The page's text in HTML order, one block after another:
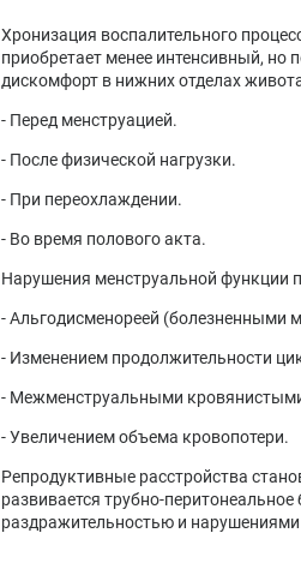
Хронизация воспалительного
приобретает менее интенсивный,
дискомфорт в нижних отделах
- Перед менструацией.
- После физической нагрузки.
- При переохлаждении.
- Во время полового акта.
Нарушения менструальной функции
- Альгодисменореей (болезненными
- Изменением продолжительности
- Межменструальными
- Увеличением объема кровопотери.
Репродуктивные расстройства
развивается трубно-
раздражительностью и нарушениями